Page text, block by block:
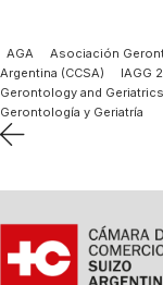
AGA Asociación
Argentina (CCSA)
IAGG
Gerontology and Geriatrics
Gerontología y Geriatría